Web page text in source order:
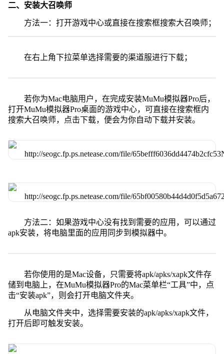
二、安装大召唤师
方法一：打开游戏中心或直接在搜索框搜索大召唤师；
在右上角下拉菜单选择需要的渠道服进行下载；
若你为Mac电脑用户，在完成安装MuMu模拟器Pro后，
打开MuMu模拟器Pro桌面的游戏中心，可直接在搜索框内
搜索大召唤师，点击下载，便会为你自动下载并安装。
方法二：如果游戏中心没有找到需要的应用，可以通过
apk安装，将电脑里面的应用同步到模拟器中。
若你使用的是Mac设备，只需要将apk/apks/xapk文件存
储到电脑上，在MuMu模拟器Pro的Mac菜单栏“工具”中，点
击“安装apk”，则会打开电脑文件夹。
从电脑文件夹中，选择需要安装的apk/apks/xapk文件，
打开后即可触发安装。